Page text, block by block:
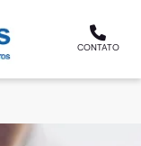
CONTATO